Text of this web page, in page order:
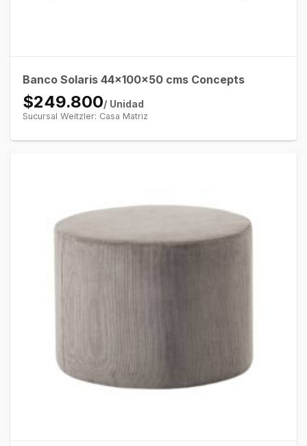
Banco Solaris 44x100x50 cms Concepts
$249.800/ Unidad
Sucursal Weitzler: Casa Matriz